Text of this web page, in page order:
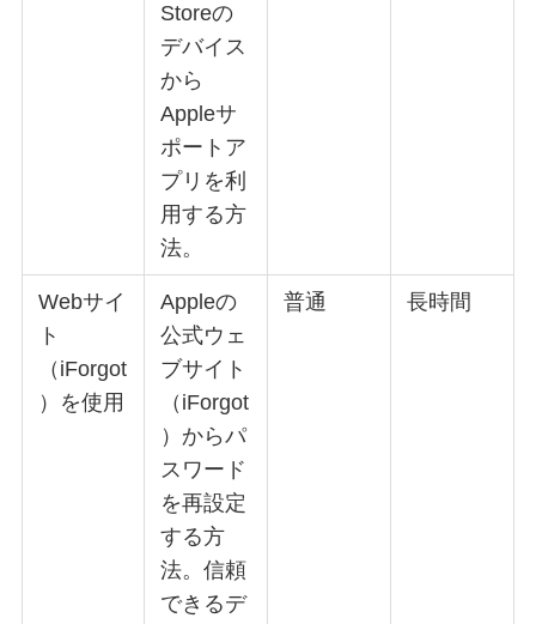
Storeの
デバイス
から
Appleサ
ポートア
プリを利
用する方
法。
Webサイ
ト
（iForgot
）を使用
Appleの
公式ウェ
ブサイト
（iForgot
）からパ
スワード
を再設定
する方
法。信頼
できるデ
普通 長時間